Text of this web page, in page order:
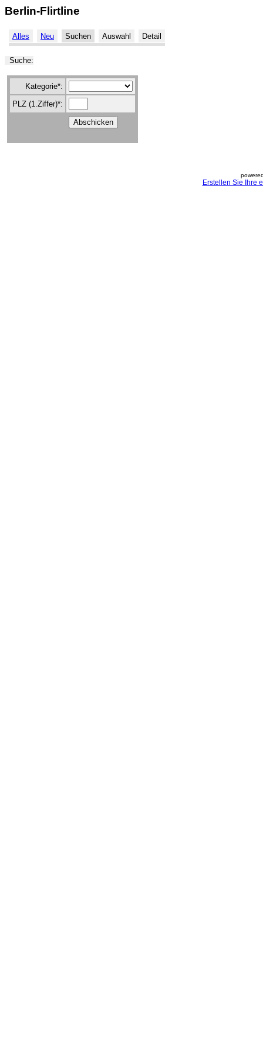
Berlin-Flirtline
Alles Neu Suchen Auswahl Detail
Suche:
Kategorie*:
PLZ (1.Ziffer)*:
Erstellen Sie Ihre